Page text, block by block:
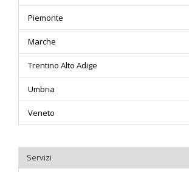
Piemonte
Marche
Trentino Alto Adige
Umbria
Veneto
Servizi